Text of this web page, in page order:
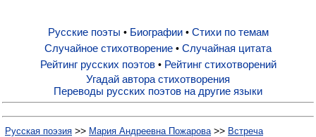
Русские поэты
Биографии
Стихи по темам
Русские поэты • Биографии• Стихи по темам
Случайное стихотворение • Случайная цитата
Рейтинг русских поэтов• Рейтинг стихотворений
Угадай автора стихотворения
Переводы русских поэтов на другие языки
Русская поэзия >> Мария Андреевна Пожарова >> Встреча